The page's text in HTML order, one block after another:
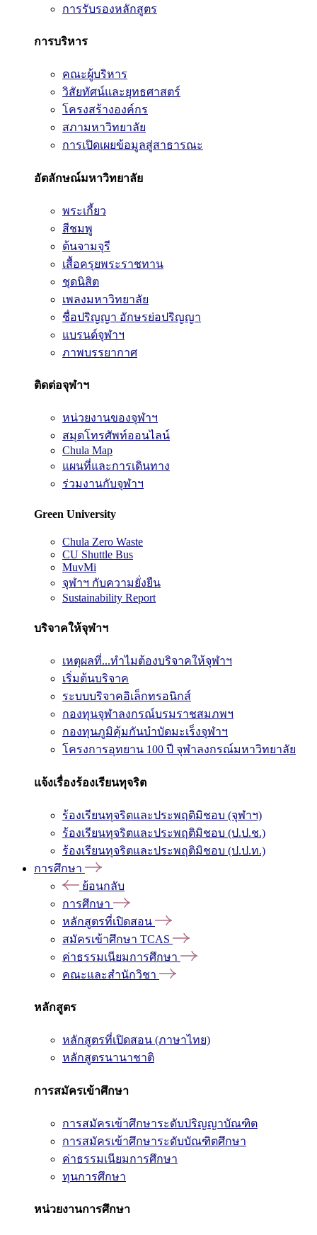
การรับรองหลักสูตร
การบริหาร
คณะผู้บริหาร
วิสัยทัศน์และยุทธศาสตร์
โครงสร้างองค์กร
สภามหาวิทยาลัย
การเปิดเผยข้อมูลสู่สาธารณะ
อัตลักษณ์มหาวิทยาลัย
พระเกี้ยว
สีชมพู
ต้นจามจุรี
เสื้อครุยพระราชทาน
ชุดนิสิต
เพลงมหาวิทยาลัย
ชื่อปริญญา อักษรย่อปริญญา
แบรนด์จุฬาฯ
ภาพบรรยากาศ
ติดต่อจุฬาฯ
หน่วยงานของจุฬาฯ
สมุดโทรศัพท์ออนไลน์
Chula Map
แผนที่และการเดินทาง
ร่วมงานกับจุฬาฯ
Green University
Chula Zero Waste
CU Shuttle Bus
MuvMi
จุฬาฯ กับความยั่งยืน
Sustainability Report
บริจาคให้จุฬาฯ
เหตุผลที่...ทำไมต้องบริจาคให้จุฬาฯ
เริ่มต้นบริจาค
ระบบบริจาคอิเล็กทรอนิกส์
กองทุนจุฬาลงกรณ์บรมราชสมภพฯ
กองทุนภูมิคุ้มกันบำบัดมะเร็งจุฬาฯ
โครงการอุทยาน 100 ปี จุฬาลงกรณ์มหาวิทยาลัย
แจ้งเรื่องร้องเรียนทุจริต
ร้องเรียนทุจริตและประพฤติมิชอบ (จุฬาฯ)
ร้องเรียนทุจริตและประพฤติมิชอบ (ป.ป.ช.)
ร้องเรียนทุจริตและประพฤติมิชอบ (ป.ป.ท.)
การศึกษา
ย้อนกลับ
การศึกษา
หลักสูตรที่เปิดสอน
สมัครเข้าศึกษา TCAS
ค่าธรรมเนียมการศึกษา
คณะและสำนักวิชา
หลักสูตร
หลักสูตรที่เปิดสอน (ภาษาไทย)
หลักสูตรนานาชาติ
การสมัครเข้าศึกษา
การสมัครเข้าศึกษาระดับปริญญาบัณฑิต
การสมัครเข้าศึกษาระดับบัณฑิตศึกษา
ค่าธรรมเนียมการศึกษา
ทุนการศึกษา
หน่วยงานการศึกษา